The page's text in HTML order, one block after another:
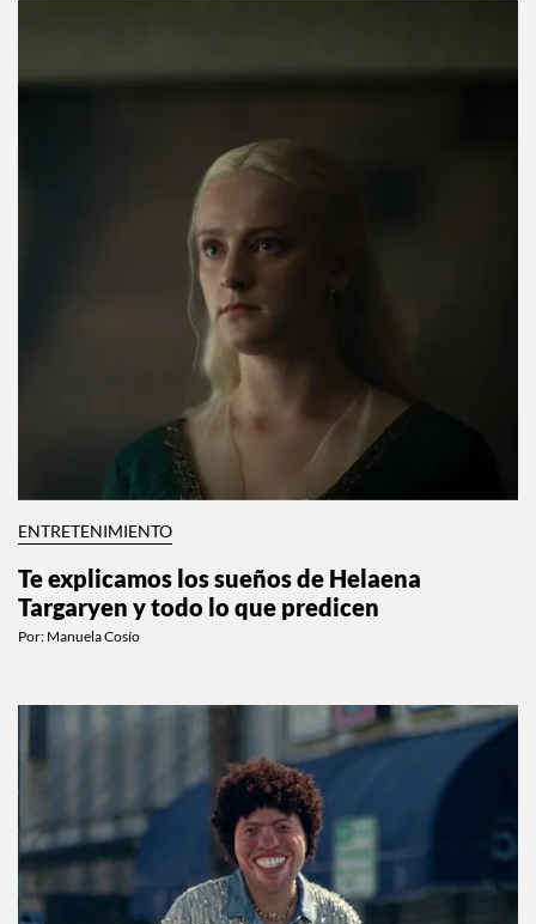
ENTRETENIMIENTO
Te explicamos los sueños de Helaena
Targaryen y todo lo que predicen
Por: Manuela Cosío